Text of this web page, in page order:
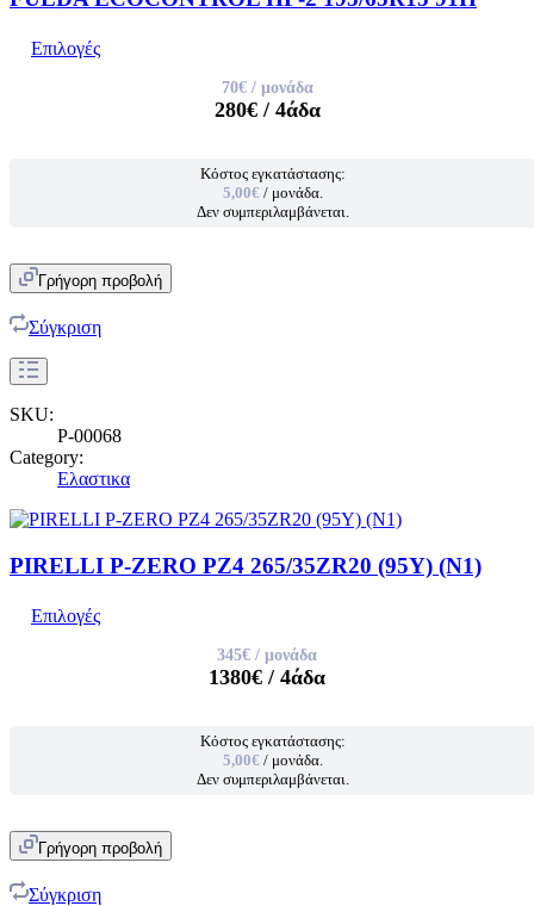
Επιλογές
70€/ μονάδα
280€/ 4άδα
Κόστος εγκατάστασης:
5,00€ / μονάδα.
Δεν συμπεριλαμβάνεται.
Γρήγορη προβολή
Σύγκριση
SKU:
P-00068
Category:
Ελαστικα
PIRELLI P-ZERO PZ4 265/35ZR20 (95Y) (N1)
Επιλογές
345€ / μονάδα
1380€ / 4άδα
Κόστος εγκατάστασης:
5,00€ / μονάδα.
Δεν συμπεριλαμβάνεται.
Γρήγορη προβολή
Σύγκριση